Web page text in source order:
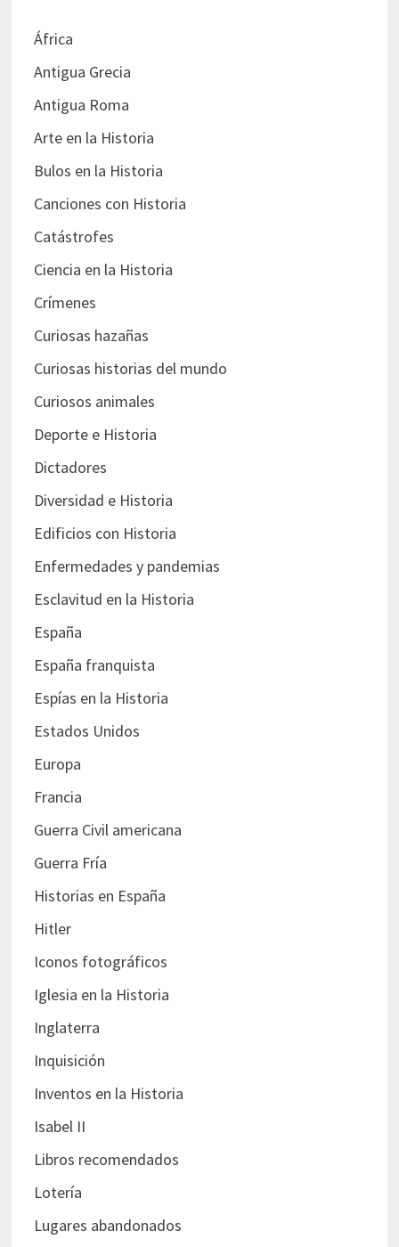
África
Antigua Grecia
Antigua Roma
Arte en la Historia
Bulos en la Historia
Canciones con Historia
Catástrofes
Ciencia en la Historia
Crímenes
Curiosas hazañas
Curiosas historias del mundo
Curiosos animales
Deporte e Historia
Dictadores
Diversidad e Historia
Edificios con Historia
Enfermedades y pandemias
Esclavitud en la Historia
España
España franquista
Espías en la Historia
Estados Unidos
Europa
Francia
Guerra Civil americana
Guerra Fría
Historias en España
Hitler
Iconos fotográficos
Iglesia en la Historia
Inglaterra
Inquisición
Inventos en la Historia
Isabel II
Libros recomendados
Lotería
Lugares abandonados